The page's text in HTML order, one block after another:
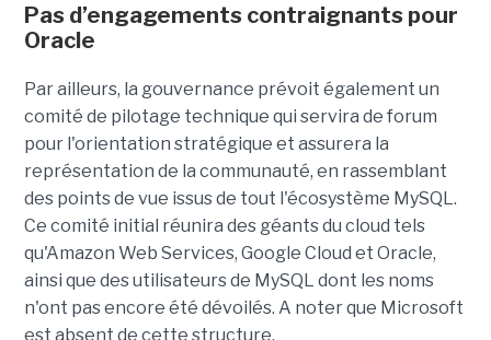
Pas d’engagements contraignants pour
Oracle
Par ailleurs, la gouvernance prévoit également un
comité de pilotage technique qui servira de forum
pour l'orientation stratégique et assurera la
représentation de la communauté, en rassemblant
des points de vue issus de tout l'écosystème MySQL.
Ce comité initial réunira des géants du cloud tels
qu'Amazon Web Services, Google Cloud et Oracle,
ainsi que des utilisateurs de MySQL dont les noms
n'ont pas encore été dévoilés. A noter que Microsoft
est absent de cette structure.